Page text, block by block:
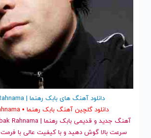
دانلود آهنگ های بابک رهنما | Babak Rahnama
دانلود گلچین آهنگ بابک رهنما • Babak Rahnama
آهنگ جدید
سرعت بالا گوش دهید و با کیفیت عالی با فرمت mp3 دانلود کنید